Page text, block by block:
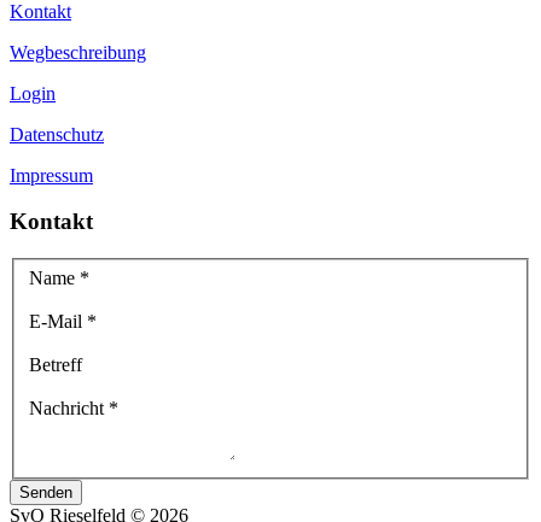
Kontakt
Wegbeschreibung
Login
Datenschutz
Impressum
Kontakt
Name *
E-Mail *
Betreff
Nachricht *
Senden
SvO Rieselfeld © 2026